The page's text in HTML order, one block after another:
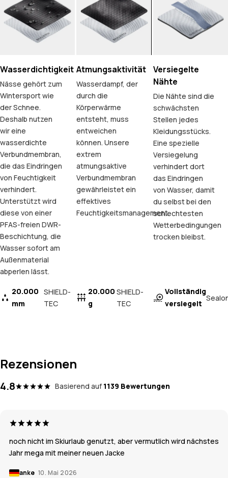
Wasserdichtigkeit
Nässe gehört zum
Wintersport wie
der Schnee.
Deshalb nutzen
wir eine
wasserdichte
Verbundmembran,
die das Eindringen
von Feuchtigkeit
verhindert.
Unterstützt wird
diese von einer
PFAS-freien DWR-
Beschichtung, die
Wasser sofort am
Außenmaterial
abperlen lässt.
20.000
mm
SHIELD-
TEC
Atmungsaktivität
Wasserdampf, der
durch die
Körperwärme
entsteht, muss
entweichen
können. Unsere
extrem
atmungsaktive
Verbundmembran
gewährleistet ein
effektives
Feuchtigkeitsmanagement.
20.000
g
SHIELD-
TEC
Versiegelte
Nähte
Die Nähte sind die
schwächsten
Stellen jedes
Kleidungsstücks.
Eine spezielle
Versiegelung
verhindert dort
das Eindringen
von Wasser, damit
du selbst bei den
schlechtesten
Wetterbedingungen
trocken bleibst.
Vollständig
versiegelt
Rezensionen
4.8 Basierend auf 1139 Bewertungen
noch nicht im Skiurlaub genutzt, aber vermutlich wird nächstes
Jahr mega mit meiner neuen Jacke
anke 10. Mai 2026